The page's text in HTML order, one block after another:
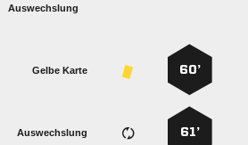
Auswechslung
60’
Gelbe Karte
61’
Auswechslung